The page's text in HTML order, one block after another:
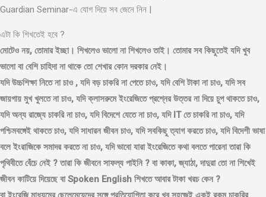
Guardian Seminar-এ যোগ দিয়ে সব জেনে নিন |
এটা কি শিখতেই হবে ?
মোটেও নয়, তোমার ইচ্ছা। শিখলেও ভালো না শিখলেও তাই। তোমার সব কিছুতেই যদি খুব
ভালো বা বেশি চাহিদা না থাকে তো শেখার কোন দরকার নেই।
যদি উচ্চশিক্ষা নিতে না চাও , যদি বড় চাকরি না পেতে চাও, যদি বেশি টাকা না চাও, যদি সব
জায়গায় মুখ খুলতে না চাও, যদি ক্লাসরুমে ইংরেজিতে প্রশ্নের উত্তর না দিয়ে চুপ থাকতে চাও,
যদি অন্য রাজ্যে চাকরি না চাও, যদি বিদেশে যেতে না চাও, যদি IT তে চাকরি না চাও, যদি
পশ্চিমবঙ্গেই থাকতে চাও, যদি সাধারন জীবন চাও, যদি সবকিছু ত্যাগ করতে চাও, যদি বিদেশী ভাষা
বলে ইংরাজিকে সমাদর করতে না চাও, যদি ভাবো যারা ইংরেজিতে কথা বলতে পারেনা তারা কি
পৃথিবীতে বেঁচে নেই ? তারা কি জীবনে সাফল্য পাইনি ? বা কাকা, জ্যাঠা, দাদুরা তো না শিখেই
জীবন কাটিয়ে দিয়েছে বা Spoken English শিখতে আবার টাকা খরচ কেন ?